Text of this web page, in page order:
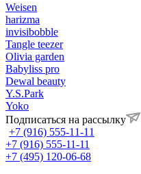
Weisen
harizma
invisibobble
Tangle teezer
Olivia garden
Babyliss pro
Dewal beauty
Y.S.Park
Yoko
Подписаться на рассылку
+7 (916) 555-11-11
+7 (916) 555-11-11
+7 (495) 120-06-68